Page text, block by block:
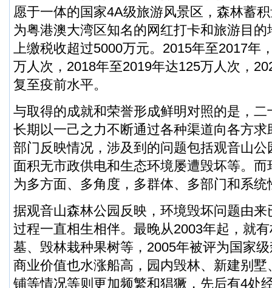
愿于一体的国家4A级旅游风景区，森林蓄
为粤港澳大湾区知名的网红打卡和旅游目
上缴税收超过5000万元。2015年至2017年
万人次，2018年至2019年达125万人次，
复至疫前水平。
与取得的成就和荣誉形成鲜明对照的是，
长期以一己之力不断通过各种渠道向各方
部门反映情况，涉及到的问题包括观音山
面积无市政供电和生态环境屡遭毁坏等。
为多方面、多角度，多群体、多部门和系
据观音山森林公园反映，环境毁坏问题由
过程一直相生相伴。最晚从2003年起，就
墓、毁林栽种果树等，2005年被评为国家
商业价值也水涨船高，园内毁林、新建别
铺等情况等则更加频繁和猖獗，先后有4处